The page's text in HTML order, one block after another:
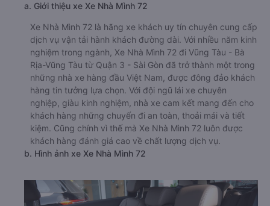
a. Giới thiệu xe Xe Nhà Mình 72
Xe Nhà Mình 72 là hãng xe khách uy tín chuyên cung cấp
dịch vụ vận tải hành khách đường dài. Với nhiều năm kinh
nghiệm trong ngành, Xe Nhà Mình 72 đi Vũng Tàu - Bà
Rịa-Vũng Tàu từ Quận 3 - Sài Gòn đã trở thành một trong
những nhà xe hàng đầu Việt Nam, được đông đảo khách
hàng tin tưởng lựa chọn. Với đội ngũ lái xe chuyên
nghiệp, giàu kinh nghiệm, nhà xe cam kết mang đến cho
khách hàng những chuyến đi an toàn, thoải mái và tiết
kiệm. Cũng chính vì thế mà Xe Nhà Mình 72 luôn được
khách hàng đánh giá cao về chất lượng dịch vụ.
b. Hình ảnh xe Xe Nhà Mình 72